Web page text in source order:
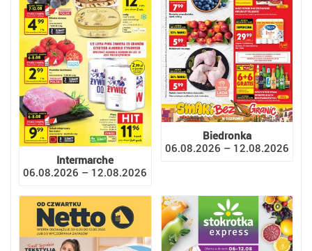
Intermarche
06.08.2026 – 12.08.2026
Biedronka
06.08.2026 – 12.08.2026